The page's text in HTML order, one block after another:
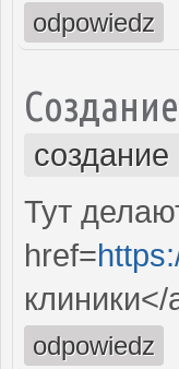
odpowiedz
Тут
href=
клиники</
odpowiedz